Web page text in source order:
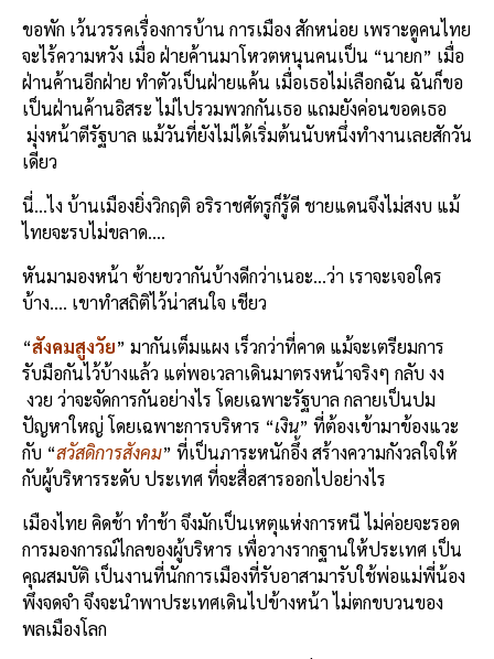
ขอพัก เว้นวรรคเรื่องการบ้าน การเมือง สักหน่อย เพราะดูคนไทย
จะไร้ความหวัง เมื่อ ฝ่ายค้านมาโหวตหนุนคนเป็น “นายก” เมื่อ
ฝ่านค้านอีกฝ่าย ทำตัวเป็นฝ่ายแค้น เมื่อเธอไม่เลือกฉัน ฉันก็ขอ
เป็นฝ่านค้านอิสระ ไม่ไปรวมพวกกันเธอ แถมยังค่อนขอดเธอ
มุ่งหน้าตีรัฐบาล แม้วันที่ยังไม่ได้เริ่มต้นนับหนึ่งทำงานเลยสักวัน
เดียว
นี่…ไง บ้านเมืองยิ่งวิกฤติ อริราชศัตรูก็รู้ดี ชายแดนจึงไม่สงบ แม้
ไทยจะรบไม่ขลาด….
หันมามองหน้า ซ้ายขวากันบ้างดีกว่าเนอะ…ว่า เราจะเจอใคร
บ้าง…. เขาทำสถิติไว้น่าสนใจ เชียว
“สังคมสูงวัย” มากันเต็มแผง เร็วกว่าที่คาด แม้จะเตรียมการ
รับมือกันไว้บ้างแล้ว แต่พอเวลาเดินมาตรงหน้าจริงๆ กลับ งง
งวย ว่าจะจัดการกันอย่างไร โดยเฉพาะรัฐบาล กลายเป็นปม
ปัญหาใหญ่ โดยเฉพาะการบริหาร “เงิน” ที่ต้องเข้ามาข้องแวะ
กับ “สวัสดิการสังคม” ที่เป็นภาระหนักอึ้ง สร้างความกังวลใจให้
กับผู้บริหารระดับ ประเทศ ที่จะสื่อสารออกไปอย่างไร
เมืองไทย คิดช้า ทำช้า จึงมักเป็นเหตุแห่งการหนี ไม่ค่อยจะรอด
การมองการณ์ไกลของผู้บริหาร เพื่อวางรากฐานให้ประเทศ เป็น
คุณสมบัติ เป็นงานที่นักการเมืองที่รับอาสามารับใช้พ่อแม่พี่น้อง
พึงจดจำ จึงจะนำพาประเทศเดินไปข้างหน้า ไม่ตกขบวนของ
พลเมืองโลก